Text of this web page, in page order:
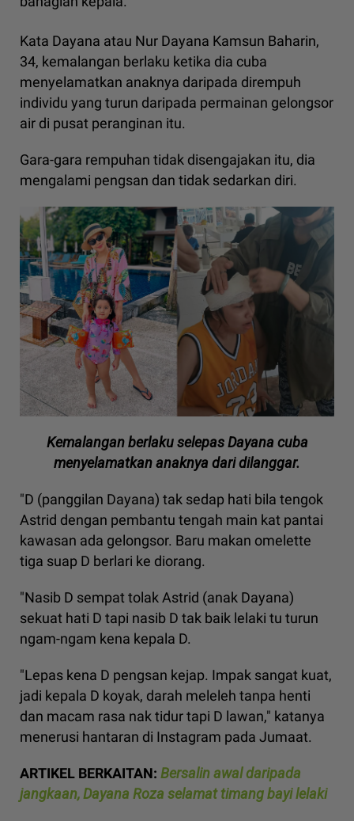
Kata Dayana atau Nur Dayana Kamsun Baharin,
34, kemalangan berlaku ketika dia cuba
menyelamatkan anaknya daripada dirempuh
individu yang turun daripada permainan gelongsor
air di pusat peranginan itu.
Gara-gara rempuhan tidak disengajakan itu, dia
mengalami pengsan dan tidak sedarkan diri.
Kemalangan berlaku selepas Dayana cuba
menyelamatkan anaknya dari dilanggar.
"D (panggilan Dayana) tak sedap hati bila tengok
Astrid dengan pembantu tengah main kat pantai
kawasan ada gelongsor. Baru makan omelette
tiga suap D berlari ke diorang.
"Nasib D sempat tolak Astrid (anak Dayana)
sekuat hati D tapi nasib D tak baik lelaki tu turun
ngam-ngam kena kepala D.
"Lepas kena D pengsan kejap. Impak sangat kuat,
jadi kepala D koyak, darah meleleh tanpa henti
dan macam rasa nak tidur tapi D lawan," katanya
menerusi hantaran di Instagram pada Jumaat.
ARTIKEL BERKAITAN: Bersalin awal daripada
jangkaan, Dayana Roza selamat timang bayi lelaki